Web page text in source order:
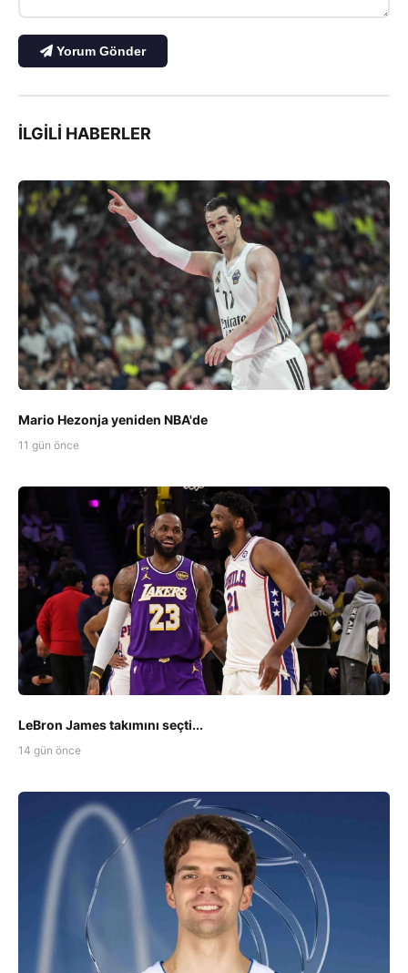
Yorum Gönder
İLGILI HABERLER
Mario Hezonja yeniden NBA'de
11 gün önce
LeBron James takımını seçti...
14 gün önce